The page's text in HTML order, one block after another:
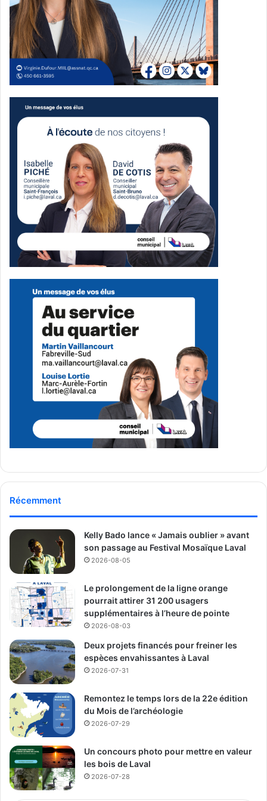
Des objectifs
environnementaux mis de
l’avant
Le promoteur affirme que le projet visera une certification
LEED Or ainsi qu’un statut Zéro Carbone. Selon les
données avancées dans le communiqué, le site devrait
permettre une économie d’énergie de 34 % et une
réduction des émissions de gaz à effet de serre de 49 %.
Le projet prévoit aussi l’installation de panneaux solaires
sur les toits et en façade du premier bâtiment, qui
pourraient fournir jusqu’à 10 % de l’approvisionnement
énergétique des bâtiments. ROSEFELLOW. mentionne
également la présence de systèmes de ventilation avec
récupération d’énergie, ainsi que l’utilisation de matériaux
provenant en partie de sources recyclées et
d’approvisionnement local.
Plantation d’arbres et
réaménagement du site
Selon les informations transmises, 309 nouveaux arbres
doivent être plantés sur le site, en plus de la conservation
d’arbres déjà présents. Le promoteur prévoit aussi une
réduction des surfaces asphaltées, l’ajout de bassins de
rétention des eaux et l’aménagement de stationnements
partiellement ombragés afin de limiter les îlots de chaleur.
pour véhicules électriques et 52 supports à vélo.
Un lien piétonnier envisagé
avec le quartier voisin
Le projet comprend aussi l’aménagement d’un sentier
piétonnier reliant le quartier résidentiel voisin au centre
commercial, en passant par le campus et le parc des
Acrobates. Selon ROSEFELLOW., ce lien doit favoriser les
déplacements actifs et offrir un accès plus sécuritaire aux
résidents souhaitant se rendre au secteur commercial.
See Full Bio
Publicité sponsorisée par la conseillère municipale de Saint-François et David
De Cotis, conseiller municipal de Saint-Bruno
Récemment
Kelly Bado lance « Jamais oublier » avant
son passage au Festival Mosaïque Laval
2026-08-05
Le prolongement de la ligne orange
pourrait attirer 31 200 usagers
supplémentaires à l’heure de pointe
2026-08-03
Deux projets financés pour freiner les
espèces envahissantes à Laval
2026-07-31
Remontez le temps lors de la 22e édition
du Mois de l’archéologie
2026-07-29
Un concours photo pour mettre en valeur
les bois de Laval
2026-07-28